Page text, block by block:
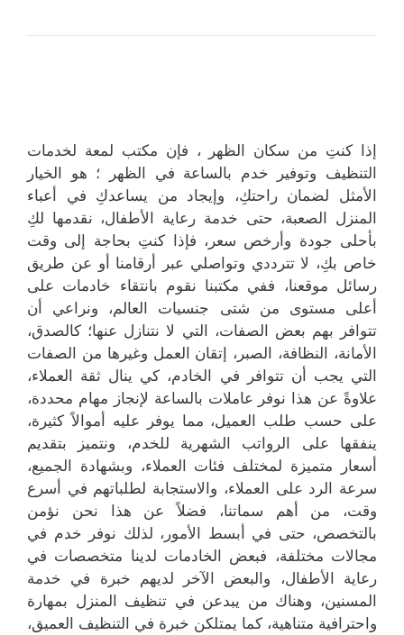
إذا كنتِ من سكان الظهر ، فإن مكتب لمعة لخدمات
التنظيف وتوفير خدم بالساعة في الظهر ؛ هو الخيار
الأمثل لضمان راحتكِ، وإيجاد من يساعدكِ في أعباء
المنزل الصعبة، حتى خدمة رعاية الأطفال، نقدمها لكِ
بأحلى جودة وأرخص سعر، فإذا كنتِ بحاجة إلى وقت
خاص بكِ، لا تترددي وتواصلي عبر أرقامنا أو عن طريق
رسائل موقعنا، ففي مكتبنا نقوم بانتقاء خادمات على
أعلى مستوى من شتى جنسيات العالم، ونراعي أن
تتوافر بهم بعض الصفات، التي لا نتنازل عنها؛ كالصدق،
الأمانة، النظافة، الصبر، إتقان العمل وغيرها من الصفات
التي يجب أن تتوافر في الخادم، كي ينال ثقة العملاء،
علاوةً عن هذا نوفر عاملات بالساعة لإنجاز مهام محددة،
على حسب طلب العميل، مما يوفر عليه أموالاً كثيرة،
ينفقها على الرواتب الشهرية للخدم، ونتميز بتقديم
أسعار متميزة لمختلف فئات العملاء، وبشهادة الجميع،
سرعة الرد على العملاء، والاستجابة لطلباتهم في أسرع
وقت، من أهم سماتنا، فضلاً عن هذا نحن نؤمن
بالتخصص، حتى في أبسط الأمور، لذلك نوفر خدم في
مجالات مختلفة، فبعض الخادمات لدينا متخصصات في
رعاية الأطفال، والبعض الآخر لديهم خبرة في خدمة
المسنين، وهناك من يبدعن في تنظيف المنزل بمهارة
واحترافية متناهية، كما يمتلكن خبرة في التنظيف العميق،